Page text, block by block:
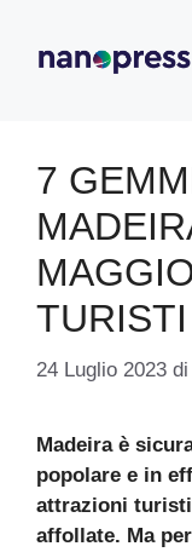
contenuto
7
24 Luglio 2023 di
Madeira è
popolare e in
attrazioni
affollate. Ma